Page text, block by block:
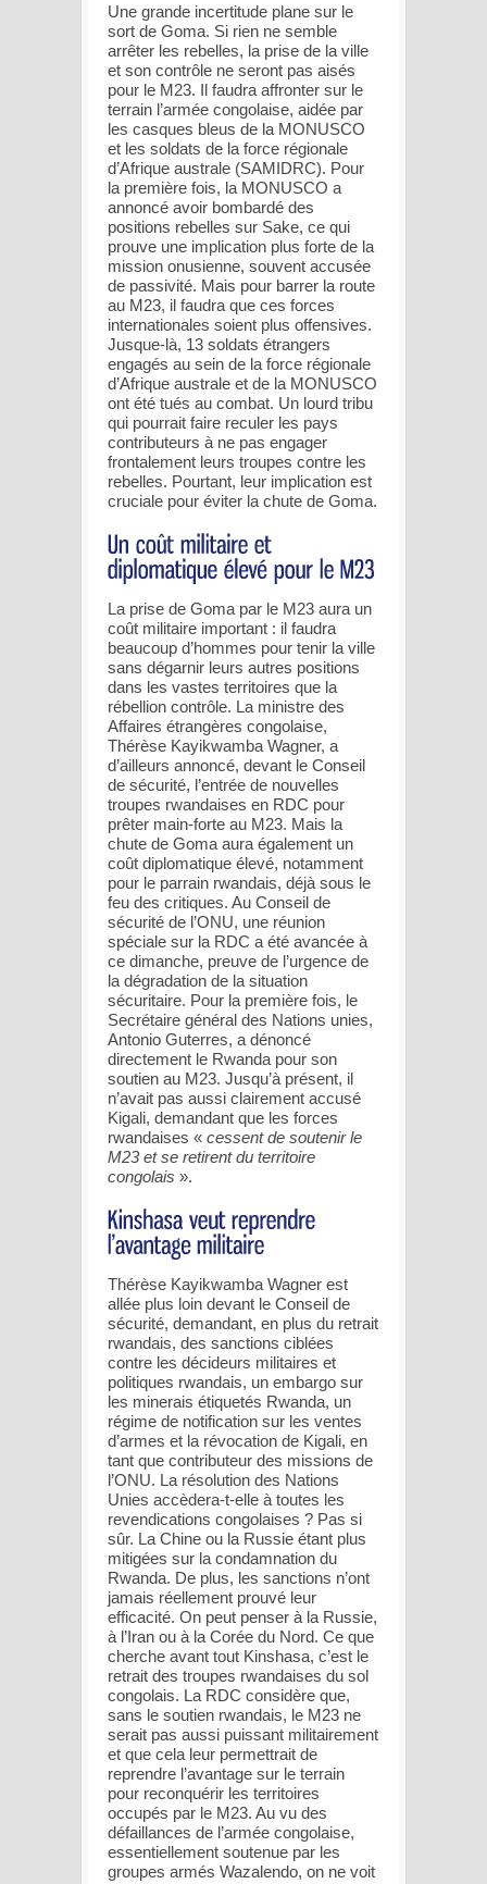
Une grande incertitude plane sur le
sort de Goma. Si rien ne semble
arrêter les rebelles, la prise de la ville
et son contrôle ne seront pas aisés
pour le M23. Il faudra affronter sur le
terrain l’armée congolaise, aidée par
les casques bleus de la MONUSCO
et les soldats de la force régionale
d’Afrique australe (SAMIDRC). Pour
la première fois, la MONUSCO a
annoncé avoir bombardé des
positions rebelles sur Sake, ce qui
prouve une implication plus forte de la
mission onusienne, souvent accusée
de passivité. Mais pour barrer la route
au M23, il faudra que ces forces
internationales soient plus offensives.
Jusque-là, 13 soldats étrangers
engagés au sein de la force régionale
d’Afrique australe et de la MONUSCO
ont été tués au combat. Un lourd tribu
qui pourrait faire reculer les pays
contributeurs à ne pas engager
frontalement leurs troupes contre les
rebelles. Pourtant, leur implication est
cruciale pour éviter la chute de Goma.
La prise de Goma par le M23 aura un
coût militaire important : il faudra
beaucoup d’hommes pour tenir la ville
sans dégarnir leurs autres positions
dans les vastes territoires que la
rébellion contrôle. La ministre des
Affaires étrangères congolaise,
Thérèse Kayikwamba Wagner, a
d’ailleurs annoncé, devant le Conseil
de sécurité, l’entrée de nouvelles
troupes rwandaises en RDC pour
prêter main-forte au M23. Mais la
chute de Goma aura également un
coût diplomatique élevé, notamment
pour le parrain rwandais, déjà sous le
feu des critiques. Au Conseil de
sécurité de l’ONU, une réunion
spéciale sur la RDC a été avancée à
ce dimanche, preuve de l’urgence de
la dégradation de la situation
sécuritaire. Pour la première fois, le
Secrétaire général des Nations unies,
Antonio Guterres, a dénoncé
directement le Rwanda pour son
soutien au M23. Jusqu’à présent, il
n’avait pas aussi clairement accusé
Kigali, demandant que les forces
rwandaises « cessent de soutenir le
M23 et se retirent du territoire
congolais ».
Thérèse Kayikwamba Wagner est
allée plus loin devant le Conseil de
sécurité, demandant, en plus du retrait
rwandais, des sanctions ciblées
contre les décideurs militaires et
politiques rwandais, un embargo sur
les minerais étiquetés Rwanda, un
régime de notification sur les ventes
d’armes et la révocation de Kigali, en
tant que contributeur des missions de
l’ONU. La résolution des Nations
Unies accèdera-t-elle à toutes les
revendications congolaises ? Pas si
sûr. La Chine ou la Russie étant plus
mitigées sur la condamnation du
Rwanda. De plus, les sanctions n’ont
jamais réellement prouvé leur
efficacité. On peut penser à la Russie,
à l’Iran ou à la Corée du Nord. Ce que
cherche avant tout Kinshasa, c’est le
retrait des troupes rwandaises du sol
congolais. La RDC considère que,
sans le soutien rwandais, le M23 ne
serait pas aussi puissant militairement
et que cela leur permettrait de
reprendre l’avantage sur le terrain
pour reconquérir les territoires
occupés par le M23. Au vu des
défaillances de l’armée congolaise,
essentiellement soutenue par les
groupes armés Wazalendo, on ne voit